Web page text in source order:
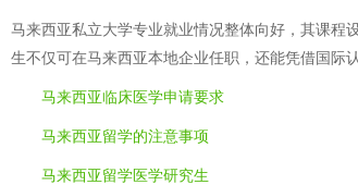
马来西亚私立大学专业就业情况整体向好，其课程
生不仅可在马来西亚本地企业任职，还能凭借国际
马来西亚临床医学申请要求
马来西亚留学的注意事项
马来西亚留学医学研究生